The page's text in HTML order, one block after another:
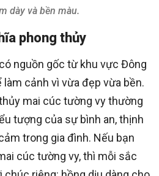
dày và bền màu.
phong thủy
nguồn gốc từ khu vực Đông
cảnh vì vừa đẹp vừa bền.
mai cúc tường vy thường
tượng của sự bình an, thịnh
trong gia đình. Nếu bạn
cúc tường vy, thì mỗi sắc